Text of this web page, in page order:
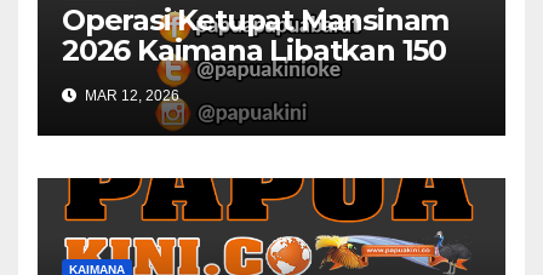
Operasi Ketupat Mansinam
2026 Kaimana Libatkan 150
Personil Gabungan
MAR 12, 2026
KAIMANA